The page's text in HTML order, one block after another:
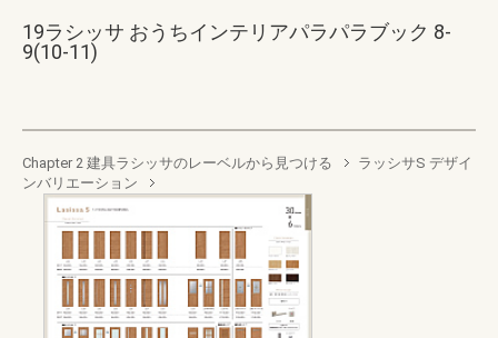
19ラシッサ おうちインテリアパラパラブック 8-
9(10-11)
Chapter 2 建具ラシッサのレーベルから見つける
ラッシサS デザイ
ンバリエーション